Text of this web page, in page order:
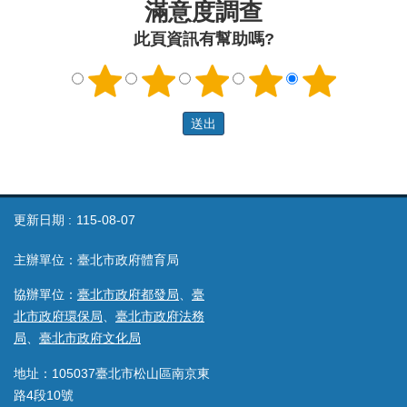
滿意度調查
此頁資訊有幫助嗎?
更新日期 115-08-07
主辦單位：臺北市政府體育局
協辦單位： 臺北市政府都發局、 臺
北市政府環保局、 臺北市政府法務
局、 臺北市政府文化局
地址：105037臺北市松山區南京東
路4段10號